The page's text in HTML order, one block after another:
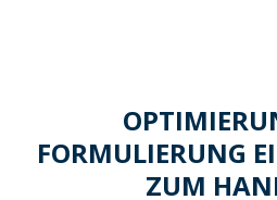
FORMULIERUNG
ZUM